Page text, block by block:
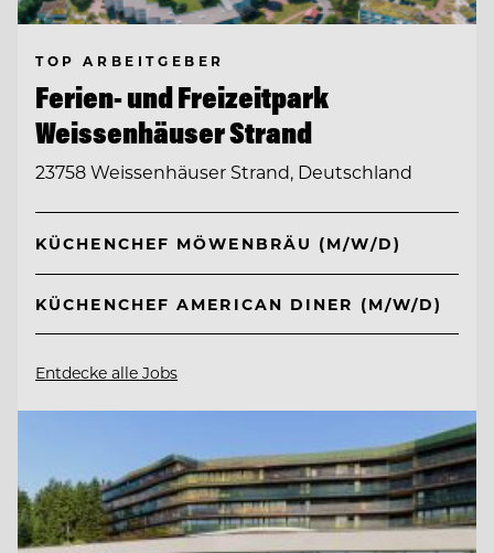
TOP ARBEITGEBER
Ferien- und Freizeitpark
Weissenhäuser Strand
23758 Weissenhäuser Strand, Deutschland
KÜCHENCHEF MÖWENBRÄU (M/W/D)
KÜCHENCHEF AMERICAN DINER (M/W/D)
Entdecke alle Jobs